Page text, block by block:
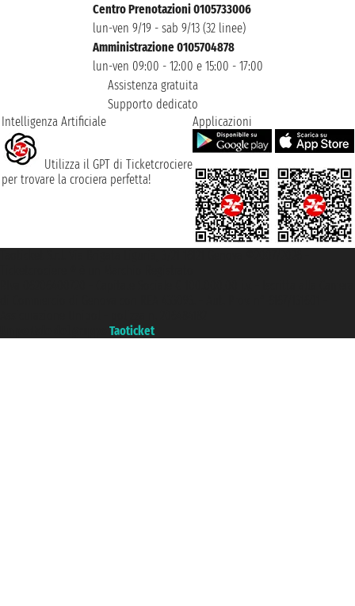
Centro Prenotazioni 0105733006
lun-ven 9/19 - sab 9/13 (32 linee)
Amministrazione 0105704878
lun-ven 09:00 - 12:00 e 15:00 - 17:00
Assistenza gratuita
Supporto dedicato
Intelligenza Artificiale
Utilizza il GPT di Ticketcrociere
per trovare la crociera perfetta!
Applicazioni
Taoticket